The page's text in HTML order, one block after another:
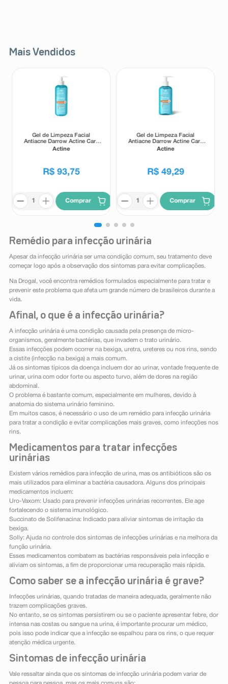
Mais Vendidos
Gel de Limpeza Facial
Antiacne Darrow Actine Care
Alta Tolerância 400g
Actine
R$ 93,75
Comprar
Gel de Limpeza Facial
Antiacne Darrow Actine Care
Alta Tolerância 140g
Actine
R$ 49,29
Comprar
Remédio para infecção urinária
Apesar da infecção urinária ser uma condição comum, seu tratamento deve
começar logo após a observação dos sintomas para evitar complicações.
Na Drogal, você encontra remédios formulados especialmente para tratar e
prevenir este problema que afeta um grande número de brasileiros durante a
vida.
Afinal, o que é a infecção urinária?
A infecção urinária é uma condição causada pela presença de micro-
organismos, geralmente bactérias, que invadem o trato urinário.
Essas infecções podem ocorrer na bexiga, uretra, ureteres ou nos rins, sendo
a cistite (infecção na bexiga) a mais comum.
Já os sintomas típicos da doença incluem dor ao urinar, vontade frequente de
urinar, urina com odor forte ou aspecto turvo, além de dores na região
abdominal.
O problema é bastante comum, especialmente em mulheres, devido à
anatomia do sistema urinário feminino.
Em muitos casos, é necessário o uso de um remédio para infecção urinária
para tratar a condição e evitar complicações mais graves, como infecções nos
rins.
Medicamentos para tratar infecções
urinárias
Existem vários remédios para infecção de urina, mas os antibióticos são os
mais utilizados para eliminar a bactéria causadora. Alguns dos principais
medicamentos incluem:
Uro-Vaxom: Usado para prevenir infecções urinárias recorrentes. Ele age
fortalecendo o sistema imunológico.
Succinato de Solifenacina: Indicado para aliviar sintomas de irritação da
bexiga.
Solly: Ajuda no controle dos sintomas de infecções urinárias e na melhora da
função urinária.
Esses medicamentos combatem as bactérias responsáveis pela infecção e
aliviam os sintomas, a fim de proporcionar uma recuperação mais rápida.
Como saber se a infecção urinária é grave?
Infecções urinárias, quando tratadas de maneira adequada, geralmente não
trazem complicações graves.
No entanto, se os sintomas persistirem ou se o paciente apresentar febre, dor
intensa nas costas ou sangue na urina, é importante procurar um médico,
pois isso pode indicar que a infecção se espalhou para os rins, o que requer
atenção médica urgente.
Sintomas de infecção urinária
Vale ressaltar ainda que os sintomas de infecção urinária podem variar de